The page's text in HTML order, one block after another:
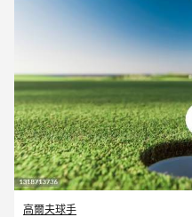
高爾夫球手